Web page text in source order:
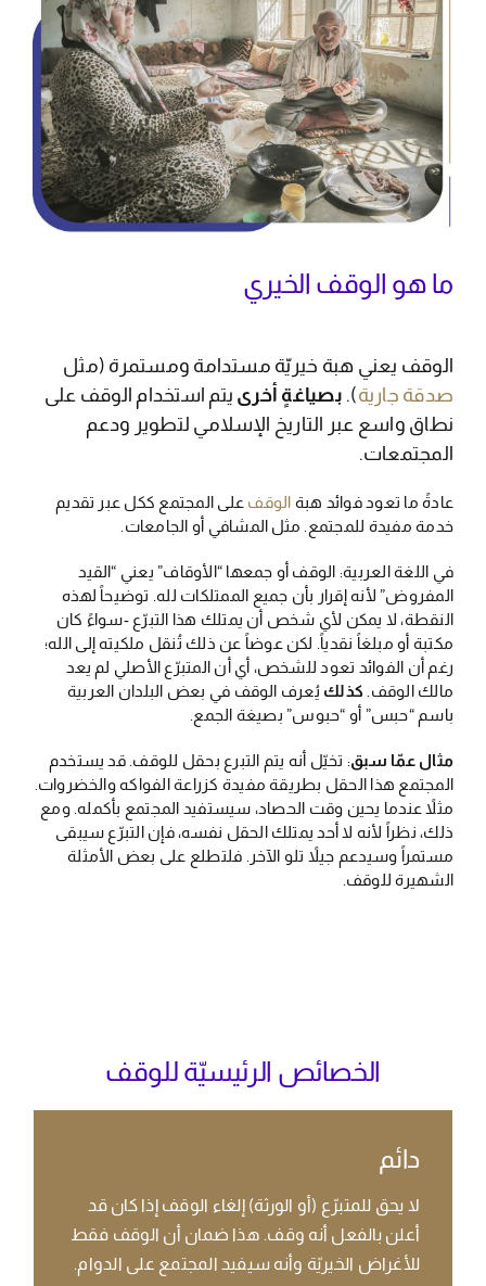
ما هو الوقف الخيري
الوقف يعني هبة خيريّة مستدامة ومستمرة (مثل
صدقة جارية). بصياغةٍ أخرى يتم استخدام الوقف على
نطاق واسع عبر التاريخ الإسلامي لتطوير ودعم
المجتمعات.
عادةً ما تعود فوائد هبة الوقف على المجتمع ككل عبر تقديم
خدمة مفيدة للمجتمع. مثل المشافي أو الجامعات.
في اللغة العربية: الوقف أو جمعها “الأوقاف” يعني “القيد
المفروض” لأنه إقرار بأن جميع الممتلكات لله. توضيحاً لهذه
النقطة، لا يمكن لأي شخص أن يمتلك هذا التبرّع -سواءً كان
مكتبة أو مبلغاً نقدياً. لكن عوضاً عن ذلك تُنقل ملكيته إلى الله؛
رغم أن الفوائد تعود للشخص، أي أن المتبرّع الأصلي لم يعد
مالك الوقف. كذلك يُعرف الوقف في بعض البلدان العربية
باسم “حبس” أو “حبوس” بصيغة الجمع.
مثال عمّا سبق: تخيّل أنه يتم التبرع بحقل للوقف. قد يستخدم
المجتمع هذا الحقل بطريقة مفيدة كزراعة الفواكه والخضروات.
مثلاً عندما يحين وقت الحصاد، سيستفيد المجتمع بأكمله. ومع
ذلك، نظراً لأنه لا أحد يمتلك الحقل نفسه، فإن التبرّع سيبقى
مستمراً وسيدعم جيلاً تلو الآخر. فلتطلع على بعض الأمثلة
الشهيرة للوقف.
الخصائص الرئيسيّة للوقف
دائم
لا يحق للمتبرّع (أو الورثة) إلغاء الوقف إذا كان قد
أعلن بالفعل أنه وقف. هذا ضمان أن الوقف فقط
للأغراض الخيريّة وأنه سيفيد المجتمع على الدوام.